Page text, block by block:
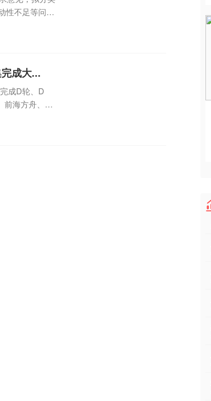
性不足等问题
成大...
成D轮、D
前海方舟、联